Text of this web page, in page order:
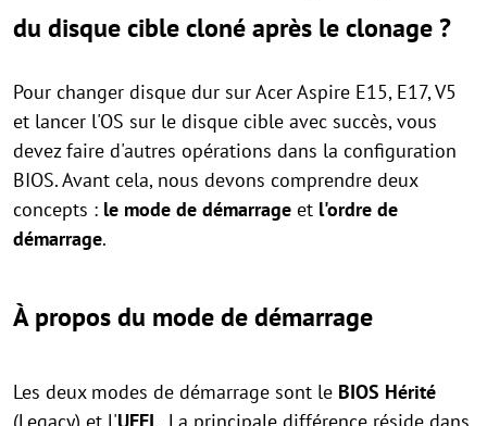
du disque cible cloné après le clonage ?
Pour changer disque dur sur Acer Aspire E15, E17, V5
et lancer l'OS sur le disque cible avec succès, vous
devez faire d'autres opérations dans la configuration
BIOS. Avant cela, nous devons comprendre deux
concepts : le mode de démarrage et l'ordre de
démarrage.
À propos du mode de démarrage
Les deux modes de démarrage sont le BIOS Hérité
(Legacy) et l'UEFI. La principale différence réside dans